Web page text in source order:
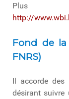
Plus
http://
Fond de la
FNRS)
Il accorde des
désirant suivre